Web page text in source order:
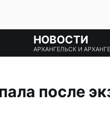
НОВОСТИ
АРХАНГЕЛЬСК И
после